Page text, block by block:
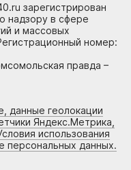
зарегистрирован
надзору в сфере
и массовых
номер:
правда –
данные геолокации
Яндекс.Метрика,
использования
персональных данных.